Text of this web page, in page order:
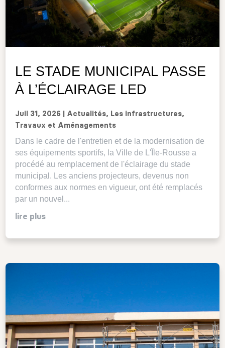
LE STADE MUNICIPAL PASSE
À L’ÉCLAIRAGE LED
Juil 31, 2026 Actualités, Les infrastructures,
Travaux et Aménagements
Dans le cadre de l'entretien et de la modernisation de
ses équipements sportifs, la Ville de L'Île-Rousse a
procédé au remplacement de l'éclairage du stade
municipal. Les anciens projecteurs, devenus non
conformes aux normes en vigueur, ont été remplacés
par un nouvel...
lire plus